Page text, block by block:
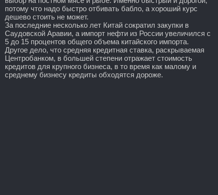
потому что надо быстро отбивать бабло, а хороший курс
дешево стоить не может.
За последние несколько лет Китай сократил закупки в
Саудовской Аравии, а импорт нефти из России увеличился с
5 до 15 процентов общего объема китайского импорта.
Другое дело, что средняя кредитная ставка, раскрываемая
Центробанком, в большей степени отражает стоимость
кредитов для крупного бизнеса, в то время как малому и
среднему бизнесу кредиты обходятся дороже.